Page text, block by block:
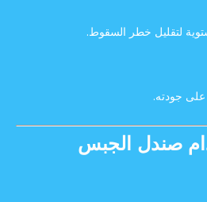
لتقليل خطر السقوط.
جودته.
صندل الجبس